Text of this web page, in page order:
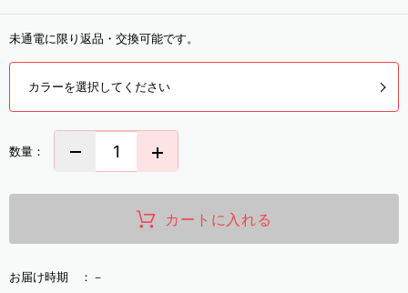
未通電に限り返品・交換可能です。
カラーを選択してください
数量：
カートに入れる
お届け時期 ： －